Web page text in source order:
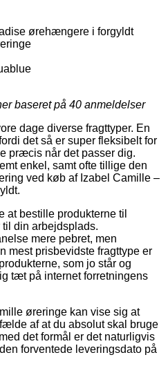
ørehængere i forgyldt
baseret på 40 anmeldelser
dage diverse fragttyper. En
det så er super fleksibelt for
præcis når det passer dig.
enkel, samt ofte tillige den
ved køb af Izabel Camille –
at bestille produkterne til
din arbejdsplads.
mere pebret, men
mest prisbevidste fragttype er
som jo står og
tæt på internet forretningens
øreringe kan vise sig at
af at du absolut skal bruge
det formål er det naturligvis
forventede leveringsdato på